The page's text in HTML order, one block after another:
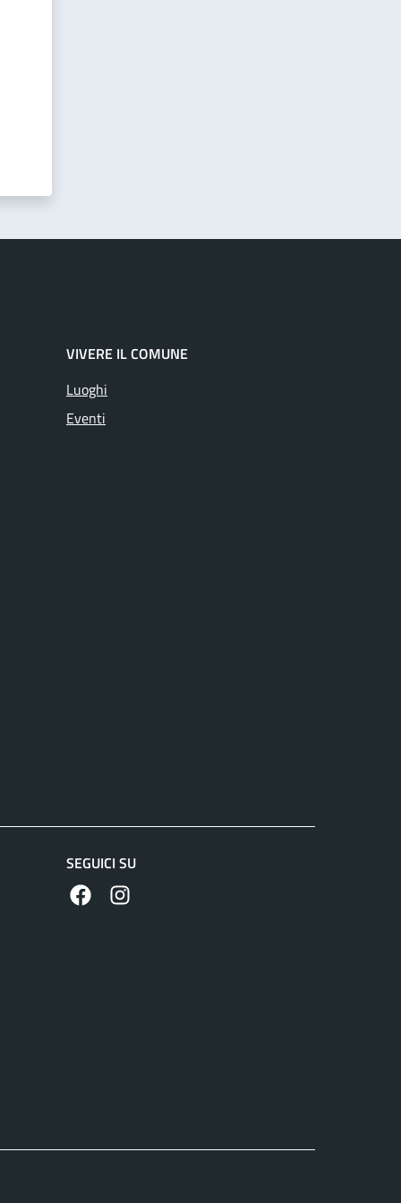
VIVERE IL COMUNE
Luoghi
Eventi
SEGUICI SU
https://www.facebook.com/comunedilanuvio/